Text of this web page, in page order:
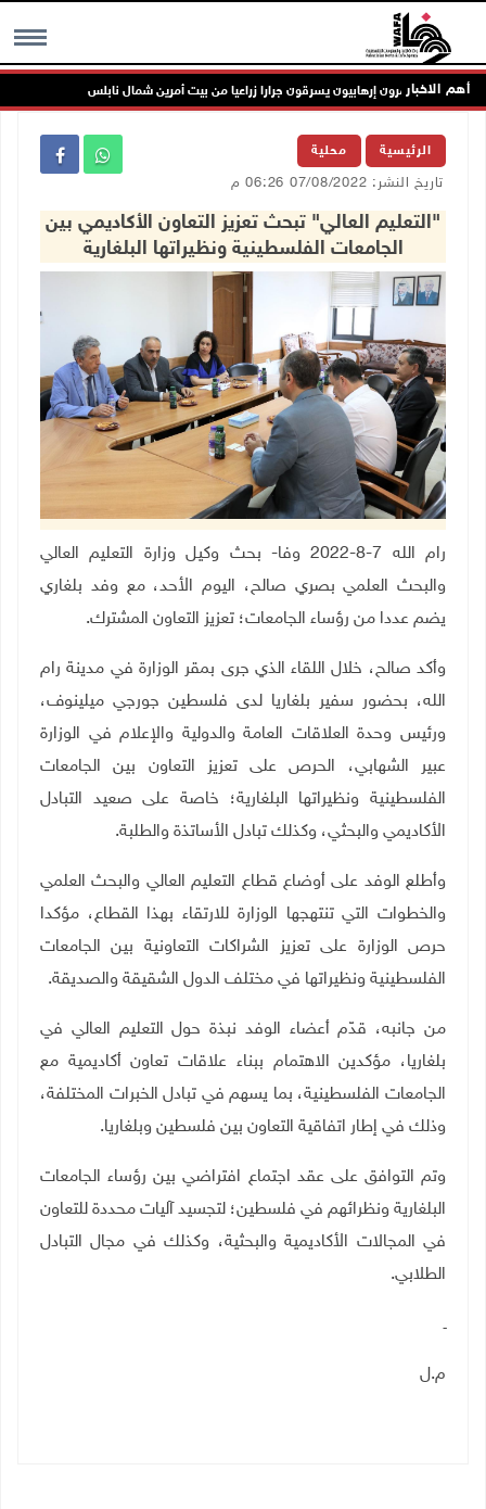
MENU أهم الاخبار
مستعمرون إرهابيون يسرقون جرارا زراعيا من بيت أمرين شمال نابلس
الرئيسية محلية
تاريخ النشر: 07/08/2022 06:26 م
"التعليم العالي" تبحث تعزيز التعاون الأكاديمي بين
الجامعات الفلسطينية ونظيراتها البلغارية
رام الله 7-8-2022 وفا- بحث وكيل وزارة التعليم العالي
والبحث العلمي بصري صالح، اليوم الأحد، مع وفد بلغاري
يضم عددا من رؤساء الجامعات؛ تعزيز التعاون المشترك.
وأكد صالح، خلال اللقاء الذي جرى بمقر الوزارة في مدينة رام
الله، بحضور سفير بلغاريا لدى فلسطين جورجي ميلينوف،
ورئيس وحدة العلاقات العامة والدولية والإعلام في الوزارة
عبير الشهابي، الحرص على تعزيز التعاون بين الجامعات
الفلسطينية ونظيراتها البلغارية؛ خاصة على صعيد التبادل
الأكاديمي والبحثي، وكذلك تبادل الأساتذة والطلبة.
وأطلع الوفد على أوضاع قطاع التعليم العالي والبحث العلمي
والخطوات التي تنتهجها الوزارة للارتقاء بهذا القطاع، مؤكدا
حرص الوزارة على تعزيز الشراكات التعاونية بين الجامعات
الفلسطينية ونظيراتها في مختلف الدول الشقيقة والصديقة.
من جانبه، قدّم أعضاء الوفد نبذة حول التعليم العالي في
بلغاريا، مؤكدين الاهتمام ببناء علاقات تعاون أكاديمية مع
الجامعات الفلسطينية، بما يسهم في تبادل الخبرات المختلفة،
وذلك في إطار اتفاقية التعاون بين فلسطين وبلغاريا.
وتم التوافق على عقد اجتماع افتراضي بين رؤساء الجامعات
البلغارية ونظرائهم في فلسطين؛ لتجسيد آليات محددة للتعاون
في المجالات الأكاديمية والبحثية، وكذلك في مجال التبادل
الطلابي.
ـ
م.ل